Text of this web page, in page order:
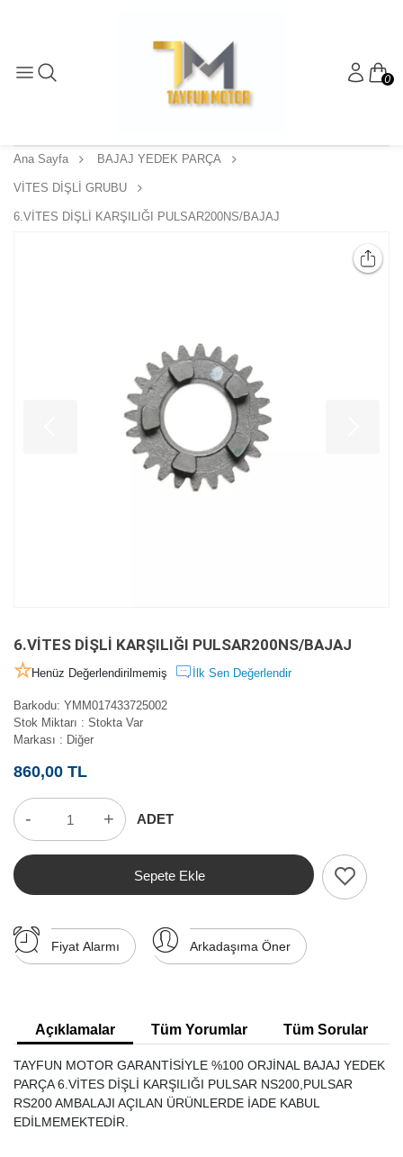
0
Ana Sayfa BAJAJ YEDEK PARÇA
VİTES DİŞLİ GRUBU
6.VİTES DİŞLİ KARŞILIĞI PULSAR200NS/BAJAJ
6.VİTES DİŞLİ KARŞILIĞI PULSAR200NS/BAJAJ
Henüz Değerlendirilmemiş İlk Sen Değerlendir
Barkodu: YMM017433725002
Stok Miktarı : Stokta Var
Markası : Diğer
860,00 TL
- + ADET
Sepete Ekle
Fiyat Alarmı Arkadaşıma Öner
Açıklamalar Tüm Yorumlar Tüm Sorular
TAYFUN MOTOR GARANTİSİYLE %100 ORJİNAL BAJAJ YEDEK
PARÇA 6.VİTES DİŞLİ KARŞILIĞI PULSAR NS200,PULSAR
RS200 AMBALAJI AÇILAN ÜRÜNLERDE İADE KABUL
EDİLMEMEKTEDİR.